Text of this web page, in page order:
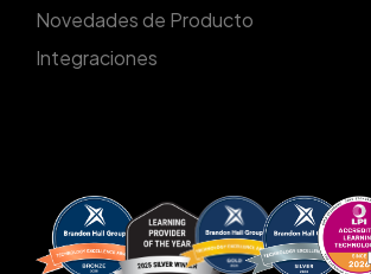
Novedades de Producto
Integraciones